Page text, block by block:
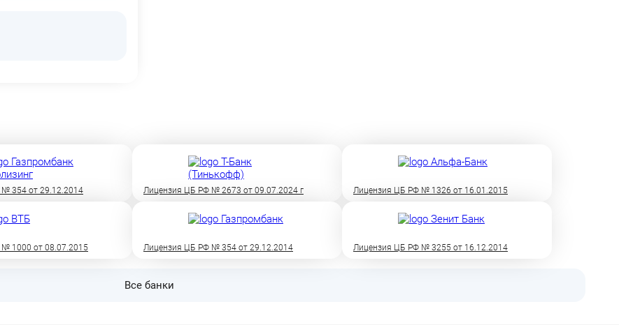
354 от 29.12.2014 Лицензия ЦБ РФ № 2673 от 09.07.2024 г Лицензия ЦБ РФ № 1326 от 16.01.2015
1000 от 08.07.2015 Лицензия ЦБ РФ № 354 от 29.12.2014 Лицензия ЦБ РФ № 3255 от 16.12.2014
Все банки